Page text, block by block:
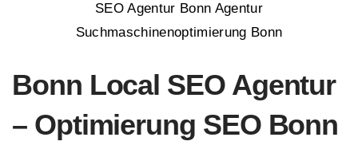
SEO Agentur Bonn Agentur
Suchmaschinenoptimierung Bonn
Bonn Local SEO Agentur
– Optimierung SEO Bonn